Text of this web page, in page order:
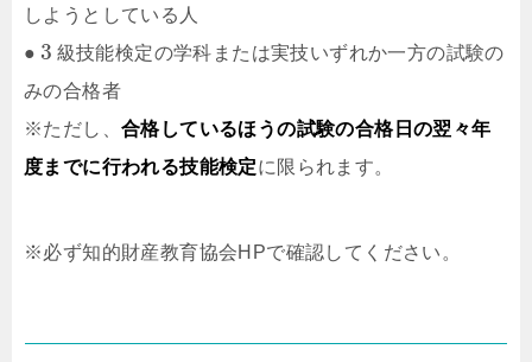
しようとしている人
● 3 級技能検定の学科または実技いずれか一方の試験の
みの合格者
※ただし、 合格しているほうの試験の合格日の翌々年
度までに行われる技能検定に限られます。
※必ず知的財産教育協会HPで確認してください。